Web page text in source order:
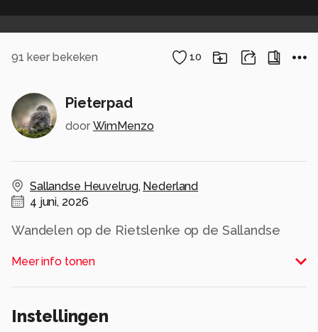
91 keer bekeken 10
Pieterpad
door WimMenzo
Sallandse Heuvelrug, Nederland
4 juni, 2026
Wandelen op de Rietslenke op de Sallandse
Meer info tonen
Instellingen